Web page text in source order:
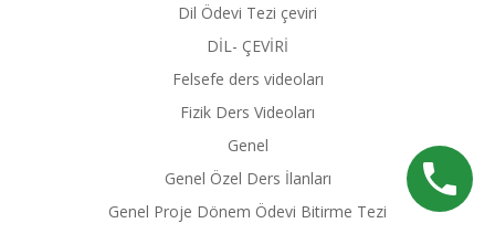
Dil Ödevi Tezi çeviri
DİL- ÇEVİRİ
Felsefe ders videoları
Fizik Ders Videoları
Genel
Genel Özel Ders İlanları
Genel Proje Dönem Ödevi Bitirme Tezi